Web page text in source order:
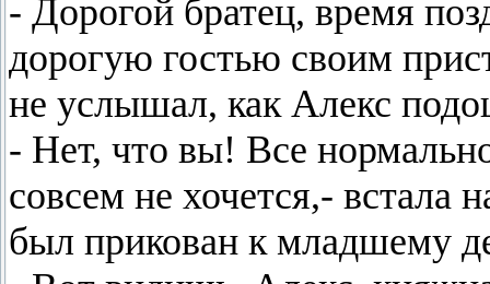
- Дорогой братец, время
дорогую гостью своим
не услышал, как Алекс
- Нет, что вы! Все
совсем не хочется,- встала
был прикован к младшему